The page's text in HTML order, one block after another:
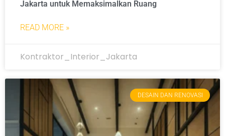
Jakarta untuk Memaksimalkan Ruang
READ MORE »
Kontraktor_Interior_Jakarta
DESAIN DAN RENOVASI